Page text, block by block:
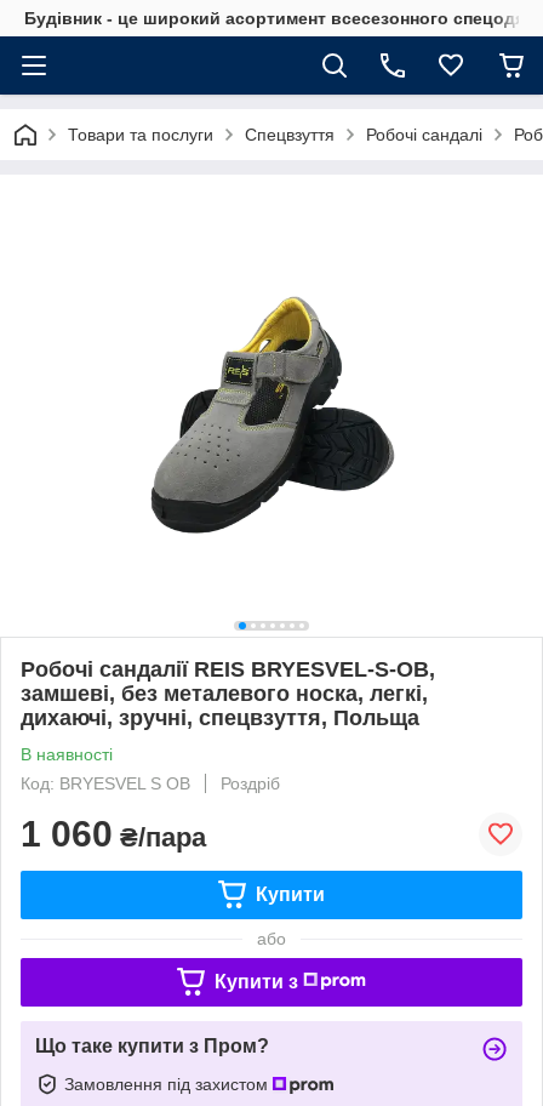
Будівник - це широкий асортимент всесезонного спецодягу
Товари та послуги Спецвзуття Робочі сандалі
Робочі сандалії REIS BRYESVEL-S-OB,
замшеві, без металевого носка, легкі,
дихаючі, зручні, спецвзуття, Польща
В наявності
Код: BRYESVEL S OB
Роздріб
1 060 ₴/пара
Купити
або
Купити з
Що таке купити з Пром?
Замовлення під захистом